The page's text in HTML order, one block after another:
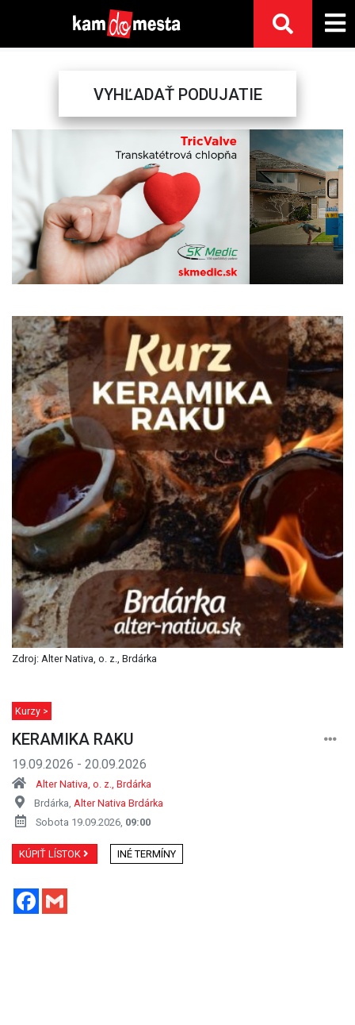
VYHĽADAŤ PODUJATIE
Previous Next
Zdroj: Alter Nativa, o. z., Brdárka
Kurzy >
KERAMIKA RAKU
19.09.2026 - 20.09.2026
Alter Nativa, o. z., Brdárka
Brdárka, Alter Nativa Brdárka
Sobota 19.09.2026, 09:00
KÚPIŤ LÍSTOK INÉ TERMÍNY
Facebook